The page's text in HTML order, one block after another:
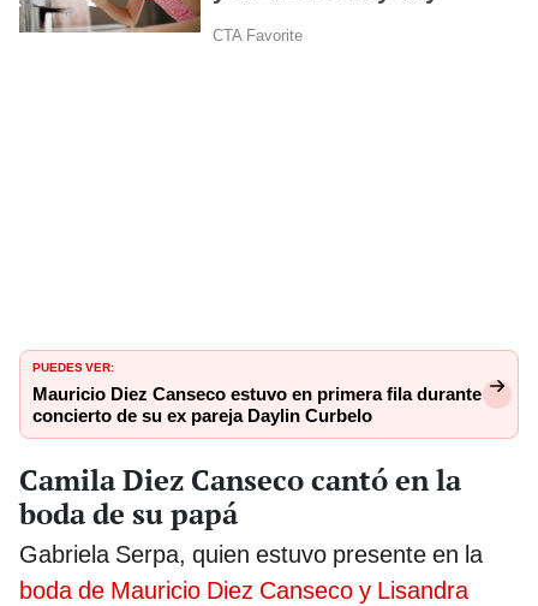
PUEDES VER:
Mauricio Diez Canseco estuvo en primera fila durante
concierto de su ex pareja Daylin Curbelo
Camila Diez Canseco cantó en la
boda de su papá
Gabriela Serpa, quien estuvo presente en la
boda de Mauricio Diez Canseco y Lisandra